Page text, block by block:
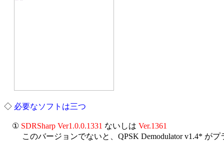
◇ 必要なソフトは三つ
① SDRSharp Ver1.0.0.1331 ないしは Ver.1361
このバージョンでないと、QPSK Demodulator v1.4* がプ